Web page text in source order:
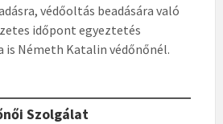
védőoltás beadására való
időpont egyeztetés
is Németh Katalin védőnőnél.
Szolgálat